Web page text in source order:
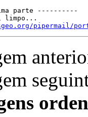
parte ----------
limpo...
pipermail/